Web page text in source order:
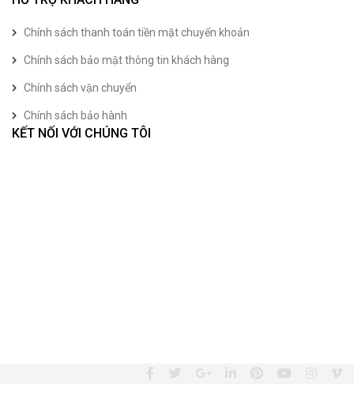
Chính sách thanh toán tiền mặt chuyển khoản
Chính sách bảo mật thông tin khách hàng
Chính sách vận chuyển
Chính sách bảo hành
KẾT NỐI VỚI CHÚNG TÔI